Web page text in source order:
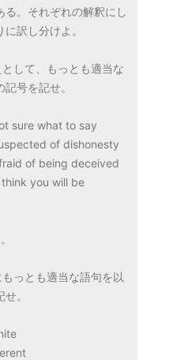
る。それぞれの解釈にし
訳し分けよ。
して、もっとも適当な
号を記せ。
sure what to say
of dishonesty
of being deceived
you will be
っとも適当な語句を以
。